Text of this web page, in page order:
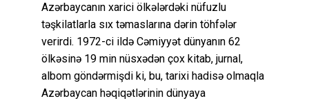
Azərbaycanın xarici ölkələrdəki nüfuzlu
təşkilatlarla sıx təmaslarına dərin töhfələr
verirdi. 1972-ci ildə Cəmiyyət dünyanın 62
ölkəsinə 19 min nüsxədən çox kitab, jurnal,
albom göndərmişdi ki, bu, tarixi hadisə olmaqla
Azərbaycan həqiqətlərinin dünyaya